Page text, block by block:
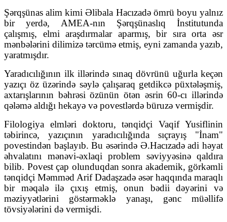
Şərqşünas alim kimi Əlibala Hacızadə ömrü boyu yalnız
bir yerdə, AMEA-nın Şərqşünaslıq İnstitutunda
çalışmış, elmi araşdırmalar aparmış, bir sıra orta əsr
mənbələrini dilimizə tərcümə etmiş, eyni zamanda yazıb,
yaratmışdır.
Yaradıcılığının ilk illərində sınaq dövrünü uğurla keçən
yazıçı öz üzərində səylə çalışaraq getdikcə püxtələşmiş,
axtarışlarının bəhrəsi özünün ötən əsrin 60-cı illərində
qələmə aldığı hekayə və povestlərdə büruzə vermişdir.
Filologiya elmləri doktoru, tənqidçi Vaqif Yusiflinin
təbirincə, yazıçının yaradıcılığında sıçrayış "İnam"
povestindən başlayıb. Bu əsərində Ə.Hacızadə adi həyat
əhvalatını mənəvi-əxlaqi problem səviyyəsinə qaldıra
bilib. Povest çap olunduqdan sonra akademik, görkəmli
tənqidçi Məmməd Arif Dadaşzadə əsər haqqında maraqlı
bir məqalə ilə çıxış etmiş, onun bədii dəyərini və
məziyyətlərini göstərməklə yanaşı, gənc müəllifə
tövsiyələrini də vermişdi.